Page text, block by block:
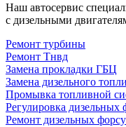
Наш автосервис
с дизельными
Ремонт турбины
Ремонт Тнвд
Замена прокладки ГБЦ
Замена дизельного
Промывка топливной
Регулировка дизельных
Ремонт дизельных